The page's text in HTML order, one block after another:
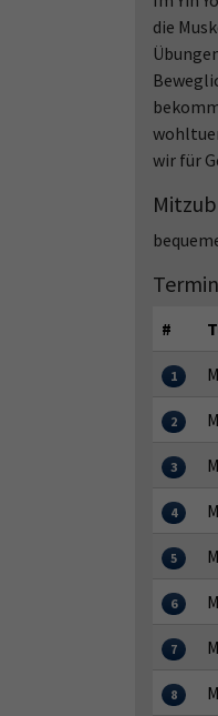
die
wir für
#
1
2
3
4
5
6
7
8